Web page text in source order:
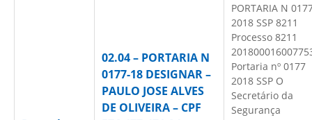
02.04 – PORTARIA N
0177-18 DESIGNAR –
PAULO JOSE ALVES
DE OLIVEIRA – CPF
PORTARIA N
2018 SSP 8211
Processo 8211
Portaria nº 0177
2018 SSP O
Secretário da
Segurança